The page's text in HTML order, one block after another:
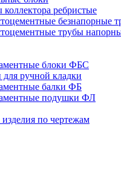
коллектора ребристые
безнапорные
трубы
блоки ФБС
для ручной кладки
балки ФБ
подушки ФЛ
по чертежам